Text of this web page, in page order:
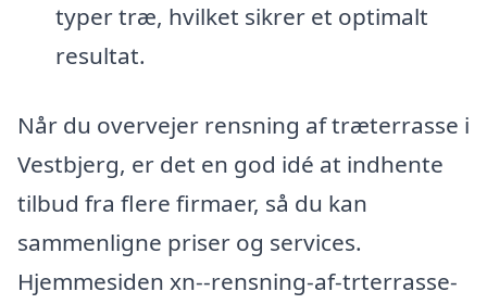
typer træ, hvilket sikrer et optimalt
resultat.
Når du overvejer rensning af træterrasse i
Vestbjerg, er det en god idé at indhente
tilbud fra flere firmaer, så du kan
sammenligne priser og services.
Hjemmesiden xn--rensning-af-trterrasse-